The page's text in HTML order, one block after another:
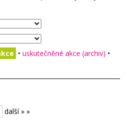
• uskutečněné akce (archiv) •
další » »